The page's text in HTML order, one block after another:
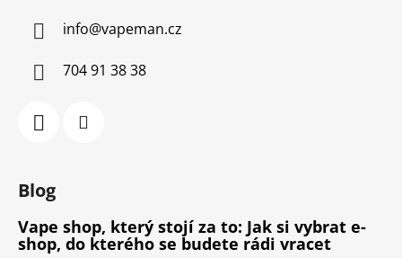
info@vapeman.cz
704 91 38 38
Blog
Vape shop, který stojí za to: Jak si vybrat e-
shop, do kterého se budete rádi vracet